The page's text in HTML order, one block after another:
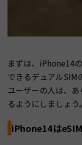
まずは、iPhone14
できるデュアルSIM
ユーザーの人は、
るようにしましょう。
iPhone14は